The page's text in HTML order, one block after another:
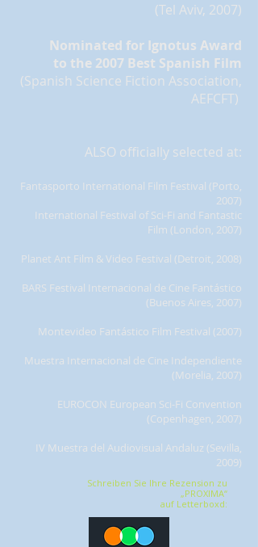
(Tel Aviv, 2007)
Nominated for Ignotus Award
to the 2007 Best Spanish Film
(Spanish Science Fiction Association,
AEFCFT)
ALSO officially selected at:
Fantasporto International Film Festival (Porto,
2007)
International Festival of Sci-Fi and Fantastic
Film (London, 2007)
Planet Ant Film & Video Festival (Detroit, 2008)
BARS Festival Internacional de Cine Fantástico
(Buenos Aires, 2007)
Montevideo Fantástico Film Festival (2007)
Muestra Internacional de Cine Independiente
(Morelia, 2007)
EUROCON European Sci-Fi Convention
(Copenhagen, 2007)
IV Muestra del Audiovisual Andaluz (Sevilla,
2009)
Schreiben Sie Ihre Rezension zu
„PROXIMA“
auf Letterboxd: